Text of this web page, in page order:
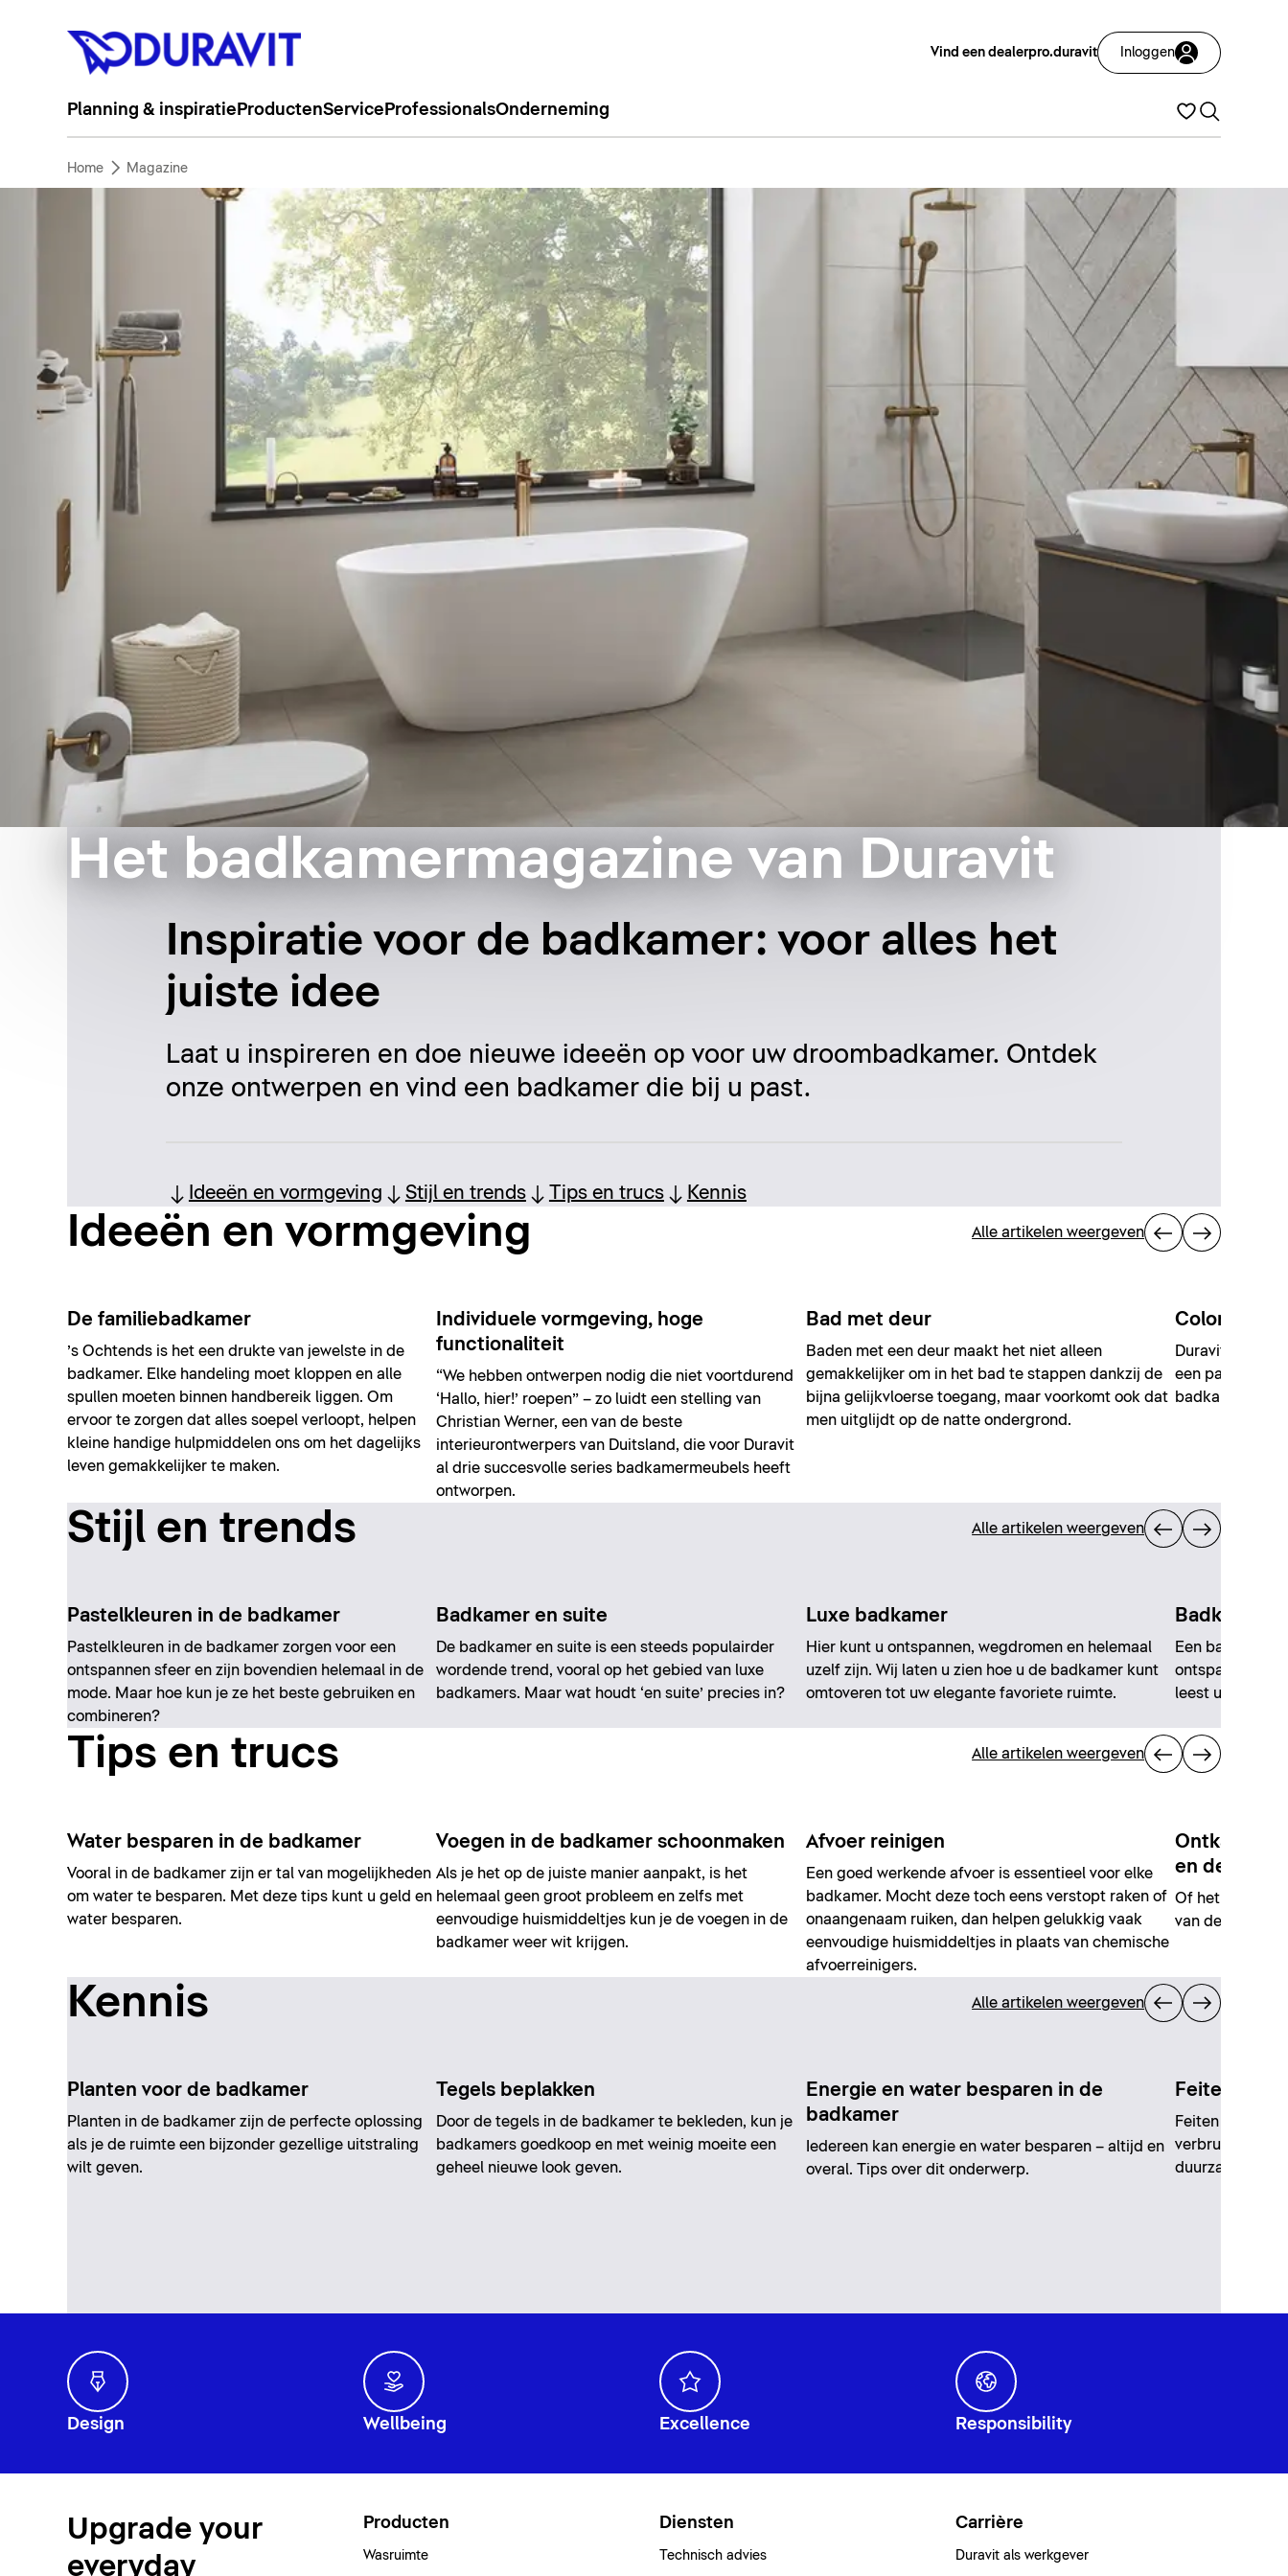
Vind een dealerpro.duravit Inloggen
Planning & inspiratie ProductenService ProfessionalsOnderneming
Home Magazine
Het badkamermagazine van Duravit
Inspiratie voor de badkamer: voor alles het
juiste idee
Laat u inspireren en doe nieuwe ideeën op voor uw droombadkamer. Ontdek
onze ontwerpen en vind een badkamer die bij u past.
Ideeën en vormgeving Stijl en trends Tips en trucs Kennis
Ideeën en vormgeving Alle artikelen weergeven
De familiebadkamer
’s Ochtends is het een drukte van jewelste in de
badkamer. Elke handeling moet kloppen en alle
spullen moeten binnen handbereik liggen. Om
ervoor te zorgen dat alles soepel verloopt, helpen
kleine handige hulpmiddelen ons om het dagelijks
leven gemakkelijker te maken.
Individuele vormgeving, hoge
functionaliteit
“We hebben ontwerpen nodig die niet voortdurend
‘Hallo, hier!’ roepen” – zo luidt een stelling van
Christian Werner, een van de beste
interieurontwerpers van Duitsland, die voor Duravit
al drie succesvolle series badkamermeubels heeft
ontworpen.
Bad met deur
Baden met een deur maakt het niet alleen
gemakkelijker om in het bad te stappen dankzij de
bijna gelijkvloerse toegang, maar voorkomt ook dat
men uitglijdt op de natte ondergrond.
Color up
Duravit brengt
een palet van
badkamer een
Stijl en trends Alle artikelen weergeven
Pastelkleuren in de badkamer
Pastelkleuren in de badkamer zorgen voor een
ontspannen sfeer en zijn bovendien helemaal in de
mode. Maar hoe kun je ze het beste gebruiken en
combineren?
Badkamer en suite
De badkamer en suite is een steeds populairder
wordende trend, vooral op het gebied van luxe
badkamers. Maar wat houdt ‘en suite’ precies in?
Luxe badkamer
Hier kunt u ontspannen, wegdromen en helemaal
uzelf zijn. Wij laten u zien hoe u de badkamer kunt
omtoveren tot uw elegante favoriete ruimte.
Badkamer
Een badkamer
ontspanning
leest u welke
Tips en trucs Alle artikelen weergeven
Water besparen in de badkamer
Vooral in de badkamer zijn er tal van mogelijkheden
om water te besparen. Met deze tips kunt u geld en
water besparen.
Voegen in de badkamer schoonmaken
Als je het op de juiste manier aanpakt, is het
helemaal geen groot probleem en zelfs met
eenvoudige huismiddeltjes kun je de voegen in de
badkamer weer wit krijgen.
Afvoer reinigen
Een goed werkende afvoer is essentieel voor elke
badkamer. Mocht deze toch eens verstopt raken of
onaangenaam ruiken, dan helpen gelukkig vaak
eenvoudige huismiddeltjes in plaats van chemische
afvoerreinigers.
Ontkalken
en
Of het nu gaat
van de kraan,
Kennis Alle artikelen weergeven
Planten voor de badkamer
Planten in de badkamer zijn de perfecte oplossing
als je de ruimte een bijzonder gezellige uitstraling
wilt geven.
Tegels beplakken
Door de tegels in de badkamer te bekleden, kun je
badkamers goedkoop en met weinig moeite een
geheel nieuwe look geven.
Energie en water besparen in de
badkamer
Iedereen kan energie en water besparen – altijd en
overal. Tips over dit onderwerp.
Feiten
Feiten over
verbruik van
duurzame
Design Wellbeing Excellence Responsibility
Upgrade your
everyday
Producten
Wasruimte
Diensten
Technisch advies
Carrière
Duravit als werkgever